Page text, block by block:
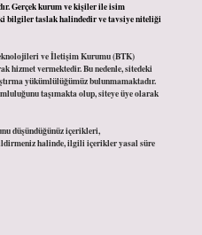
Gerçek kurum ve kişiler ile isim
bilgiler taslak halindedir ve tavsiye niteliği
ve İletişim Kurumu (BTK)
hizmet vermektedir. Bu nedenle, sitedeki
yükümlülüğümüz bulunmamaktadır.
taşımakta olup, siteye üye olarak
düşündüğünüz içerikleri,
halinde, ilgili içerikler yasal süre